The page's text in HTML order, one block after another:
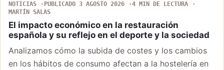
NOTICIAS PUBLICADO 3 AGOSTO 2026
4 MIN DE LECTURA
MARTÍN SALAS
El impacto económico en la restauración
española y su reflejo en el deporte y la sociedad
Analizamos cómo la subida de costes y los cambios
en los hábitos de consumo afectan a la hostelería en